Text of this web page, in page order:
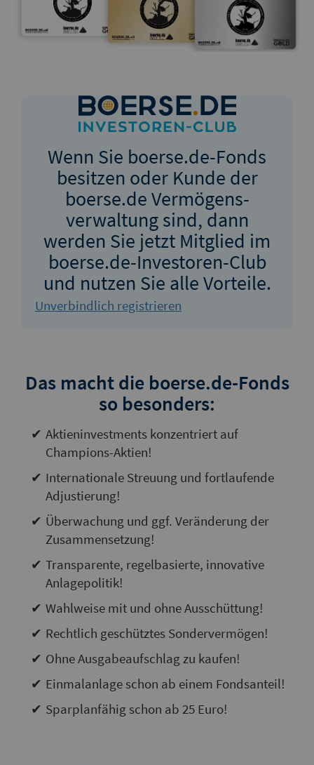
Wenn Sie boerse.de-Fonds
besitzen oder Kunde der
boerse.de Vermögens­
verwaltung sind, dann
werden Sie jetzt Mitglied im
boerse.de-Investoren-Club
und nutzen Sie alle Vorteile.
Unverbindlich registrieren
Das macht die boerse.de-Fonds
so besonders:
Aktieninvestments konzentriert auf
Champions-Aktien!
Internationale Streuung und fortlaufende
Adjustierung!
Überwachung und ggf. Veränderung der
Zusammensetzung!
Transparente, regelbasierte, innovative
Anlagepolitik!
Wahlweise mit und ohne Ausschüttung!
Rechtlich geschütztes Sondervermögen!
Ohne Ausgabeaufschlag zu kaufen!
Einmalanlage schon ab einem Fondsanteil!
Sparplanfähig schon ab 25 Euro!